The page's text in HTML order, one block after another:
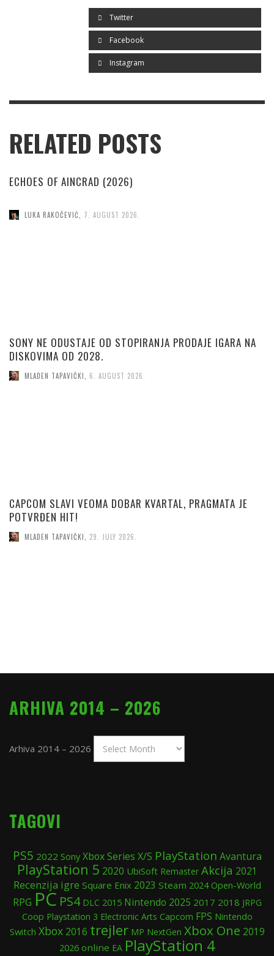
Twitter
Facebook
Instagram
RELATED POSTS
ECHOES OF AINCRAD (2026)
LUKA RAKOČEVIĆ, 7. AUGUST 2026.
SONY NE ODUSTAJE OD STOPIRANJA PRODAJE IGARA NA
DISKOVIMA OD 2028.
MLADEN TAPAVIČKI 6. AUGUST 2026.
CAPCOM SLAVI VEOMA DOBAR KVARTAL, PRAGMATA JE
POTVRĐEN HIT!
MLADEN TAPAVIČKI 29. JULY 2026.
ARHIVA 2014 – 2026
Arhiva 2014 – 2026
TAGOVI
PS5 2022 Sony Xbox Series X/S PlayStation Avantura
PlayStation 5 2020 UbiSoft Remaster Akcija 2021
Recenzija igre Square Enix 2023 Steam 2024 Open-World
RPG PC PS4 DLC 2015 Nintendo 2025 2017 2018 JRPG
Coop Playstation 3 Electronic Arts Capcom FPS Nintendo
Switch Xbox 2016 trejler MP NextGen Xbox One 2019
2026 online EA PlayStation 4